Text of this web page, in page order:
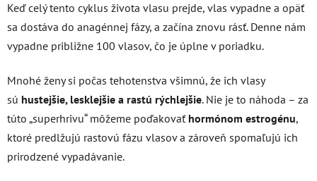
Keď celý tento cyklus života vlasu prejde, vlas vypadne a opäť
sa dostáva do anagénnej fázy, a začína znovu rásť. Denne nám
vypadne približne 100 vlasov, čo je úplne v poriadku.
Mnohé ženy si počas tehotenstva všimnú, že ich vlasy
sú hustejšie, lesklejšie a rastú rýchlejšie. Nie je to náhoda – za
túto „superhrivu“ môžeme poďakovať hormónom estrogénu,
ktoré predlžujú rastovú fázu vlasov a zároveň spomaľujú ich
prirodzené vypadávanie.